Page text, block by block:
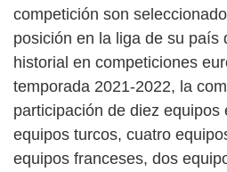
competición son
posición en la liga de su país
historial en competiciones
temporada 2021-2022, la
participación de diez equipos
equipos turcos, cuatro
equipos franceses, dos